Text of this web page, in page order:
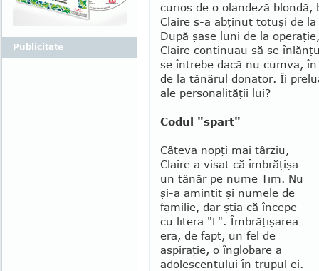
curios de o olan­deză
Claire s-a abţinut totuşi de
După şase luni de la
Claire conti­nuau să se
se întrebe dacă nu cum­va,
de la tânărul donator. Îi
ale personali­tă­ţii lui?
Codul "spart"
Câteva nopţi mai târziu,
Claire a vi­sat că îmbrăţişa
un tânăr pe nume Tim. Nu
şi-a amintit şi numele de
familie, dar ştia că începe
cu litera "L". Îmbrăţişarea
era, de fapt, un fel de
aspiraţie, o în­glo­bare a
adolescentului în trupul ei.
Publicitate